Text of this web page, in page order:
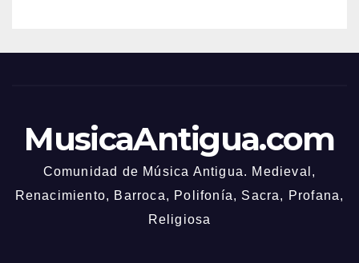
MusicaAntigua.com
Comunidad de Música Antigua. Medieval,
Renacimiento, Barroca, Polifonía, Sacra, Profana,
Religiosa